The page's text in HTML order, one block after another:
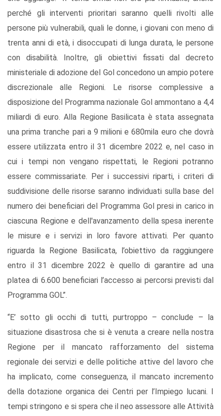
perché gli interventi prioritari saranno quelli rivolti alle
persone più vulnerabili, quali le donne, i giovani con meno di
trenta anni di età, i disoccupati di lunga durata, le persone
con disabilità. Inoltre, gli obiettivi fissati dal decreto
ministeriale di adozione del Gol concedono un ampio potere
discrezionale alle Regioni. Le risorse complessive a
disposizione del Programma nazionale Gol ammontano a 4,4
miliardi di euro. Alla Regione Basilicata è stata assegnata
una prima tranche pari a 9 milioni e 680mila euro che dovrà
essere utilizzata entro il 31 dicembre 2022 e, nel caso in
cui i tempi non vengano rispettati, le Regioni potranno
essere commissariate. Per i successivi riparti, i criteri di
suddivisione delle risorse saranno individuati sulla base del
numero dei beneficiari del Programma Gol presi in carico in
ciascuna Regione e dell'avanzamento della spesa inerente
le misure e i servizi in loro favore attivati. Per quanto
riguarda la Regione Basilicata, l’obiettivo da raggiungere
entro il 31 dicembre 2022 è quello di garantire ad una
platea di 6.600 beneficiari l’accesso ai percorsi previsti dal
Programma GOL”.
“E’ sotto gli occhi di tutti, purtroppo – conclude – la
situazione disastrosa che si è venuta a creare nella nostra
Regione per il mancato rafforzamento del sistema
regionale dei servizi e delle politiche attive del lavoro che
ha implicato, come conseguenza, il mancato incremento
della dotazione organica dei Centri per l’Impiego lucani. I
tempi stringono e si spera che il neo assessore alle Attività